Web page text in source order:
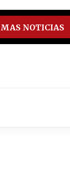
spotify
NOTICIAS